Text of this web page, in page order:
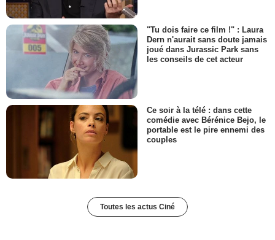
"Tu dois faire ce film !" : Laura
Dern n'aurait sans doute jamais
joué dans Jurassic Park sans
les conseils de cet acteur
Ce soir à la télé : dans cette
comédie avec Bérénice Bejo, le
portable est le pire ennemi des
couples
Toutes les actus Ciné